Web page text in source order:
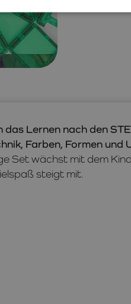
Lernen nach den
Farben, Formen und
Set wächst mit dem
steigt mit.